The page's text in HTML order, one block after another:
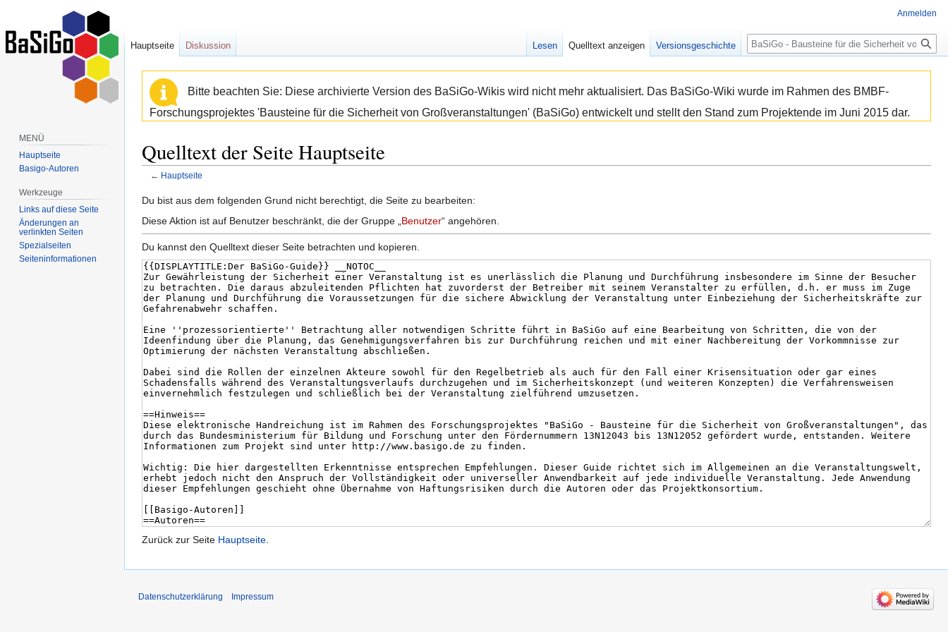
Bitte beachten Sie: Diese archivierte Version des BaSiGo-Wikis wird nicht mehr aktualisiert. Das BaSiGo-Wiki wurde im Rahmen des BMBF-
Forschungsprojektes 'Bausteine für die Sicherheit von Großveranstaltungen' (BaSiGo) entwickelt und stellt den Stand zum Projektende im Juni 2015 dar.
Quelltext der Seite Hauptseite
← Hauptseite
Zur
Navigation
Zur
Suche
Du bist aus dem folgenden Grund nicht berechtigt, die Seite zu bearbeiten:
Diese Aktion ist auf Benutzer beschränkt, die der Gruppe „ Benutzer“ angehören.
Du kannst den Quelltext dieser Seite betrachten und kopieren.
Zurück zur Seite Hauptseite.
Anmelden
Hauptseite Diskussion Lesen Quelltext anzeigen Versionsgeschichte
Suche
MENÜ
Hauptseite
Basigo-Autoren
Werkzeuge
Links auf diese Seite
Änderungen an
verlinkten Seiten
Spezialseiten
Seiten­informationen
Datenschutzerklärung Impressum